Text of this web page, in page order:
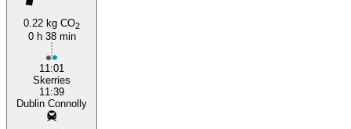
0.22 kg CO2
0 h 38 min
11:01
Skerries
11:39
Dublin Connolly